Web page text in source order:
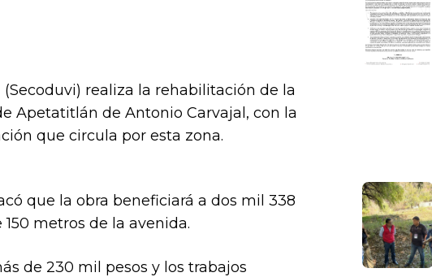
realiza la rehabilitación de la
Apetatitlán de Antonio Carvajal, con la
que circula por esta zona.
que la obra beneficiará a dos mil 338
metros de la avenida.
de 230 mil pesos y los trabajos